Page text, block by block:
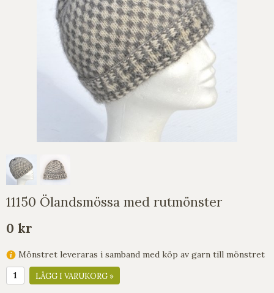
11150 Ölandsmössa med rutmönster
0 kr
Mönstret leveraras i samband med köp av garn till mönstret
LÄGG I VARUKORG »